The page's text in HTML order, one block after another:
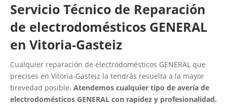
Servicio Técnico de Reparación
de electrodomésticos GENERAL
en Vitoria-Gasteiz
Cualquier reparación de electrodomésticos GENERAL que
precises en Vitoria-Gasteiz la tendrás resuelta a la mayor
brevedad posible. Atendemos cualquier tipo de avería de
electrodomésticos GENERAL con rapidez y profesionalidad.